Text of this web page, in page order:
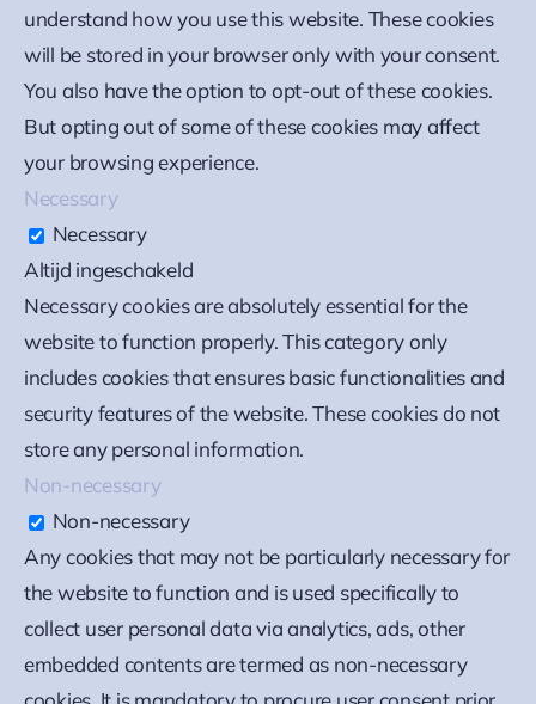
understand how you use this website. These cookies
will be stored in your browser only with your consent.
You also have the option to opt-out of these cookies.
But opting out of some of these cookies may affect
your browsing experience.
Necessary
Necessary
Altijd ingeschakeld
Necessary cookies are absolutely essential for the
website to function properly. This category only
includes cookies that ensures basic functionalities and
security features of the website. These cookies do not
store any personal information.
Non-necessary
Non-necessary
Any cookies that may not be particularly necessary for
the website to function and is used specifically to
collect user personal data via analytics, ads, other
embedded contents are termed as non-necessary